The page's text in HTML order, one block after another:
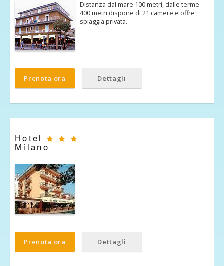
Distanza dal mare 100 metri, dalle terme
400 metri dispone di 21 camere e offre
spiaggia privata.
Prenota ora Dettagli
Hotel
Milano
Prenota ora Dettagli